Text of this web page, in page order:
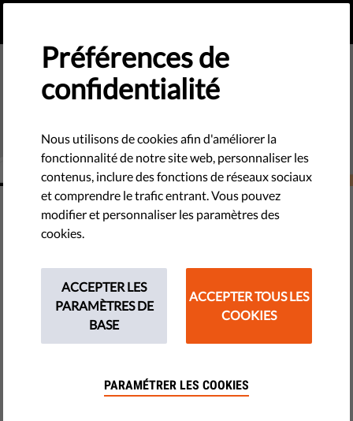
DÉMOCRATIE ET JUSTICE
Qu'est-ce que le pouvoir
judiciaire ? Pourquoi des
tribunaux indépendants sont-ils
essentiels pour toute
démocratie ?
Les tribunaux indépendants permettent de garantir que
Préférences de
confidentialité
Nous utilisons de cookies afin d'améliorer la
fonctionnalité de notre site web, personnaliser les
contenus, inclure des fonctions de réseaux sociaux
et comprendre le trafic entrant. Vous pouvez
modifier et personnaliser les paramètres des
cookies.
ACCEPTER LES
PARAMÈTRES DE
BASE
ACCEPTER TOUS LES
COOKIES
PARAMÉTRER LES COOKIES